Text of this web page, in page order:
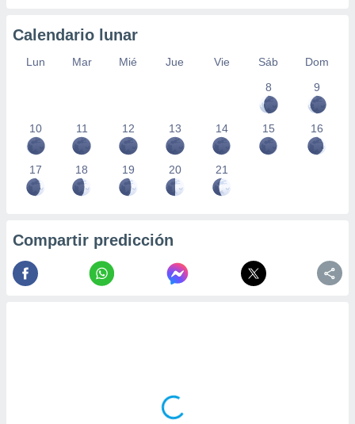
Calendario lunar
Lun Mar Mié Jue Vie Sáb
Dom
8
9
10 11 12 13 14 15 16
17 18 19 20 21
Compartir predicción